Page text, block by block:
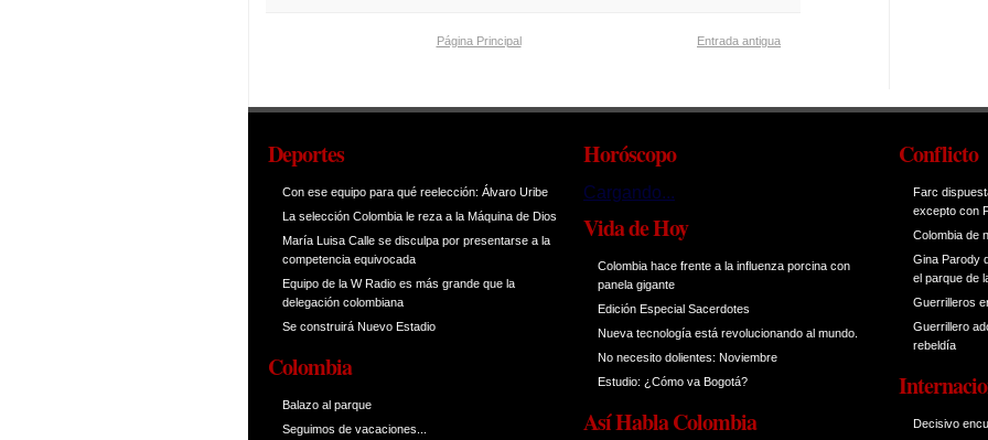
Entrada antigua
Página Principal
Deportes
Con ese equipo para qué reelección: Álvaro Uribe
La selección Colombia le reza a la Máquina de Dios
María Luisa Calle se disculpa por presentarse a la
competencia equivocada
Equipo de la W Radio es más grande que la
delegación colombiana
Se construirá Nuevo Estadio
Colombia
Balazo al parque
Seguimos de vacaciones...
Horóscopo
Cargando...
Vida de Hoy
Colombia hace frente a la influenza porcina con
panela gigante
Edición Especial Sacerdotes
Nueva tecnología está revolucionando al mundo.
No necesito dolientes: Noviembre
Estudio: ¿Cómo va Bogotá?
Así Habla Colombia
Conflicto
Farc
excepto con
Colombia de
Gina Parody
el parque de
Guerrilleros
Guerrillero
rebeldía
Decisivo